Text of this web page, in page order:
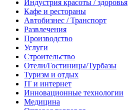
Индустрия красоты / здоровья
Кафе и рестораны
Автобизнес / Транспорт
Развлечения
Производство
Услуги
Строительство
Отели/Гостиницы/Турбазы
Туризм и отдых
IT и интернет
Инновационные технологии
Медицина